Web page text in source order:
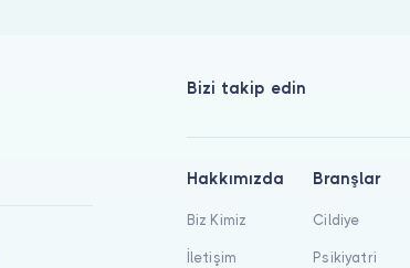
Bizi takip edin
Hakkımızda
Biz Kimiz
İletişim
Branşlar
Cildiye
Psikiyatri